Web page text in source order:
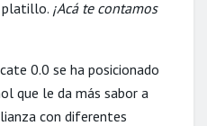
platillo. ¡Acá te contamos
0.0 se ha posicionado
que le da más sabor a
con diferentes